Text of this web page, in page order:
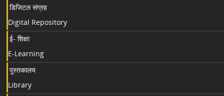
डिजिटल संग्रह
Digital Repository
ई- शिक्षा
E-Learning
पुस्तकालय
Library